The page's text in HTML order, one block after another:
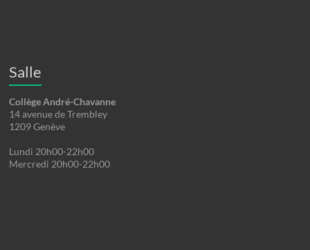
Salle
Collège André-Chavanne
14 avenue de Trembley
1209 Genève
Lundi 20h00-22h00
Mercredi 20h00-22h00